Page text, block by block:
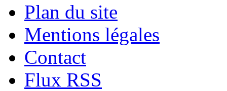
Plan du site
Mentions légales
Contact
Flux RSS